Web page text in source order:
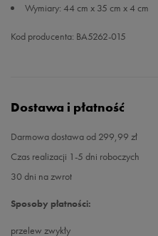
Wymiary: 44 cm x 35 cm x 4 cm
Kod producenta: BA5262-015
Dostawa i płatność
Darmowa dostawa od 299,99 zł
Czas realizacji 1-5 dni roboczych
30 dni na zwrot
Sposoby płatności:
przelew zwykły